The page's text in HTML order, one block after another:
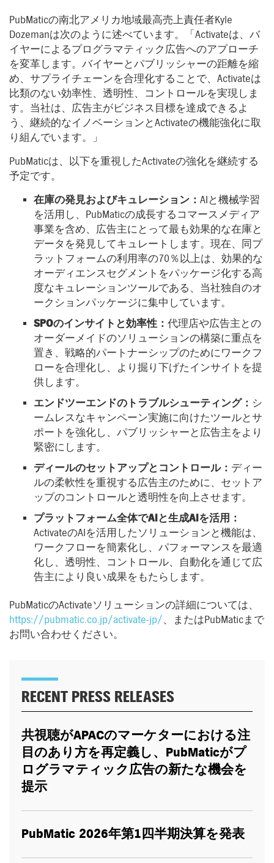
PubMaticの南北アメリカ地域最高売上責任者Kyle
Dozemanは次のように述べています。「Activateは、バ
イヤーによるプログラマティック広告へのアプローチ
を変革します。バイヤーとパブリッシャーの距離を縮
め、サプライチェーンを合理化することで、Activateは
比類のない効率性、透明性、コントロールを実現しま
す。当社は、広告主がビジネス目標を達成できるよ
う、継続的なイノベーションとActivateの機能強化に取
り組んでいます。」
PubMaticは、以下を重視したActivateの強化を継続する
予定です。
在庫の発見およびキュレーション： AIと機械学習
を活用し、PubMaticの成長するコマースメディア
事業を含め、広告主にとって最も効果的な在庫と
データを発見してキュレートします。現在、同プ
ラットフォームの利用率の70％以上は、効果的な
オーディエンスセグメントをパッケージ化する高
度なキュレーションツールである、当社独自のオ
ークションパッケージに集中しています。
SPOのインサイトと効率性： 代理店や広告主との
オーダーメイドのソリューションの構築に重点を
置き、戦略的パートナーシップのためにワークフ
ローを合理化し、より掘り下げたインサイトを提
供します。
エンドツーエンドのトラブルシューティング： シ
ームレスなキャンペーン実施に向けたツールとサ
ポートを強化し、パブリッシャーと広告主をより
緊密にします。
ディールのセットアップとコントロール： ディー
ルの柔軟性を重視する広告主のために、セットア
ップのコントロールと透明性を向上させます。
プラットフォーム全体でAIと生成AIを活用：
ActivateのAIを活用したソリューションと機能は、
ワークフローを簡素化し、パフォーマンスを最適
化し、透明性、コントロール、自動化を通じて広
告主により良い成果をもたらします。
PubMaticのActivateソリューションの詳細については、
https://pubmatic.co.jp/activate-jp/、またはPubMaticまで
お問い合わせください。
RECENT PRESS RELEASES
共視聴がAPACのマーケターにおける注
目のあり方を再定義し、 PubMaticがプ
ログラマティック広告の新たな機会を
提示
PubMatic 2026年第1 四半期決算を発表